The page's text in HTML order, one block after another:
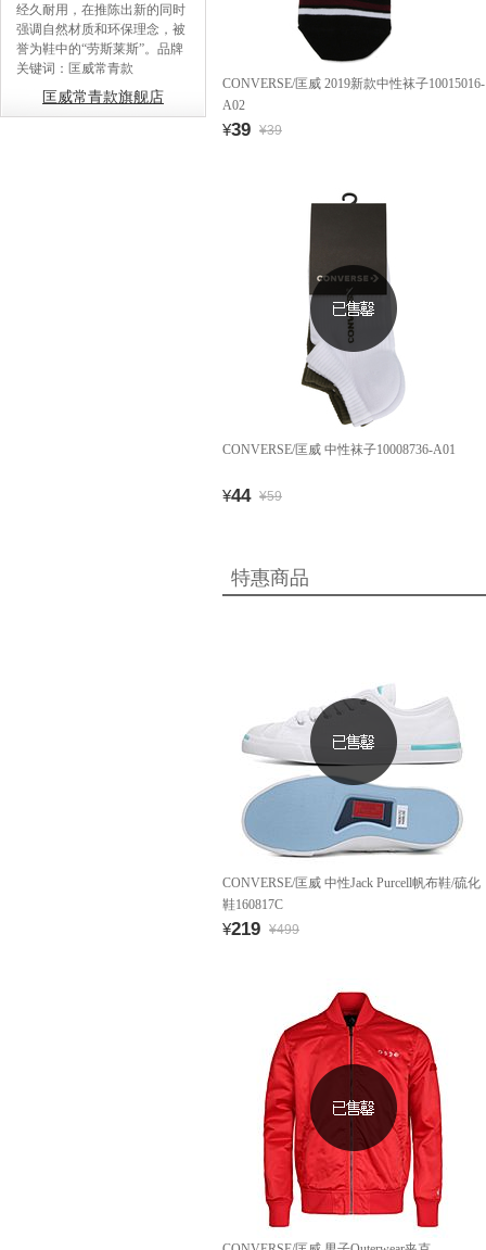
经久耐用，在推陈出新的同时
强调自然材质和环保理念，被
誉为鞋中的“劳斯莱斯”。品牌
关键词：匡威常青款
匡威常青款旗舰店
CONVERSE/匡威 2019新款中性袜子10015016-
A02
¥39 ¥39
CONVERSE/匡威 中性袜子10008736-A01
¥44 ¥59
特惠商品
CONVERSE/匡威 中性Jack Purcell帆布鞋/硫化
鞋160817C
¥219 ¥499